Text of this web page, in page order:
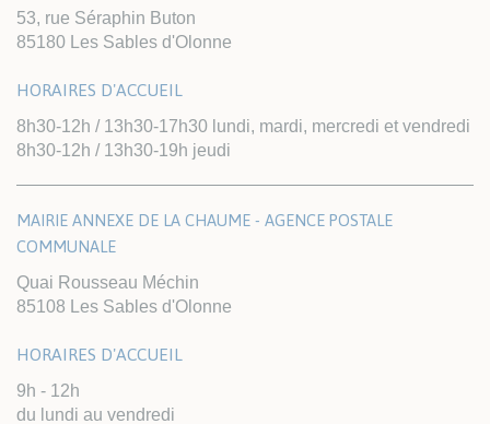
53, rue Séraphin Buton
85180 Les Sables d'Olonne
HORAIRES D'ACCUEIL
8h30-12h / 13h30-17h30 lundi, mardi, mercredi et vendredi
8h30-12h / 13h30-19h jeudi
MAIRIE ANNEXE DE LA CHAUME - AGENCE POSTALE
COMMUNALE
Quai Rousseau Méchin
85108 Les Sables d'Olonne
HORAIRES D'ACCUEIL
9h - 12h
du lundi au vendredi